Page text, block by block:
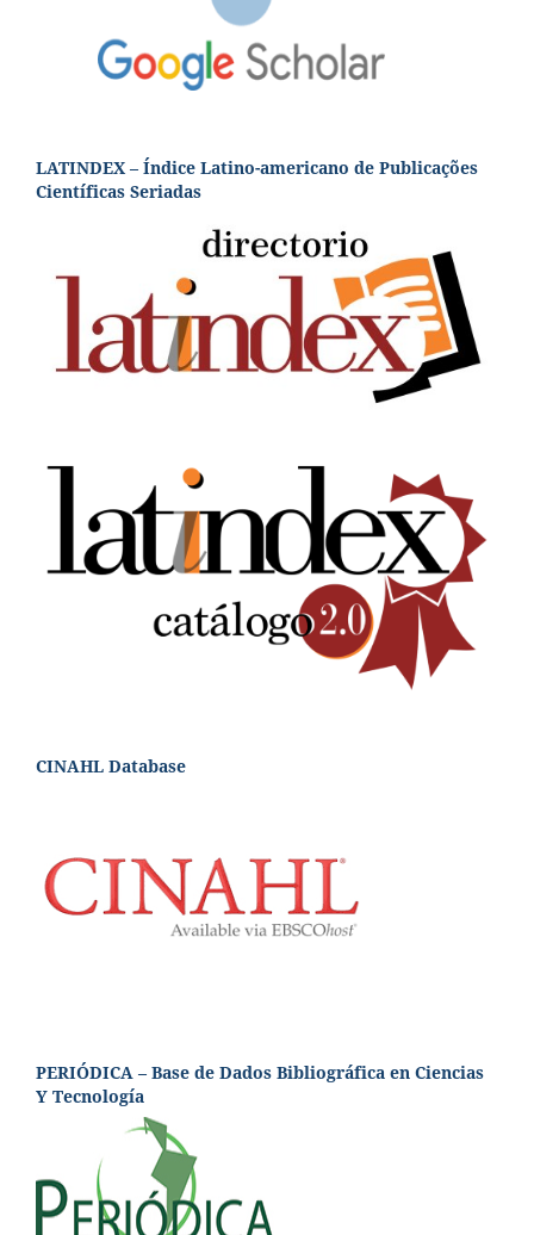
LATINDEX – Índice Latino-americano de Publicações
Científicas Seriadas
CINAHL Database
PERIÓDICA – Base de Dados Bibliográfica en Ciencias
Y Tecnología